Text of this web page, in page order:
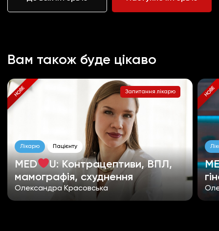
Вам також буде цікаво
НОВЕ Запитання лікарю
Лікарю Пацієнту
MED
U: Контрацептиви, ВПЛ,
мамографія, схуднення
Олександра Красовська
НОВЕ